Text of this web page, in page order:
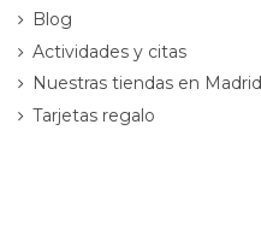
Blog
Actividades y citas
Nuestras tiendas en Madrid
Tarjetas regalo